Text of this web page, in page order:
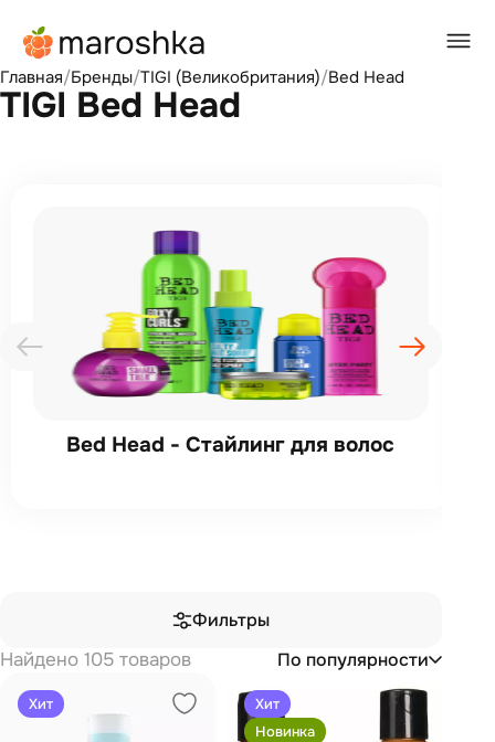
Главная/Бренды/TIGI (Великобритания)/Bed Head
TIGI Bed Head
Bed Head - Стайлинг для волос
Фильтры
Найдено 105 товаров
По популярности
Хит
Хит
Новинка